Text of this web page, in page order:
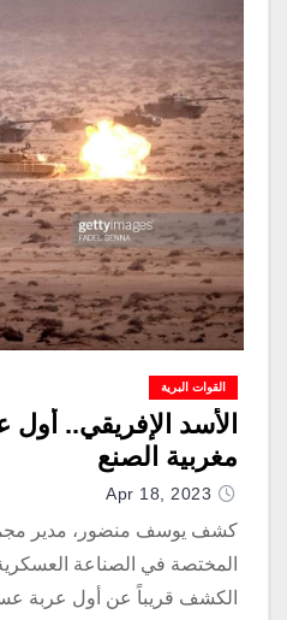
القوات البرية
الأسد الإفريقي..
مغربية الصنع
Apr 18, 2023
كشف يوسف منضور، مدير
المختصة في الصناعة
الكشف قريباً عن أول عربة